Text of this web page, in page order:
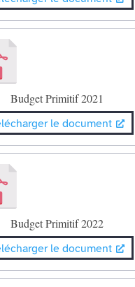
Budget Primitif 2021
le document
Budget Primitif 2022
le document